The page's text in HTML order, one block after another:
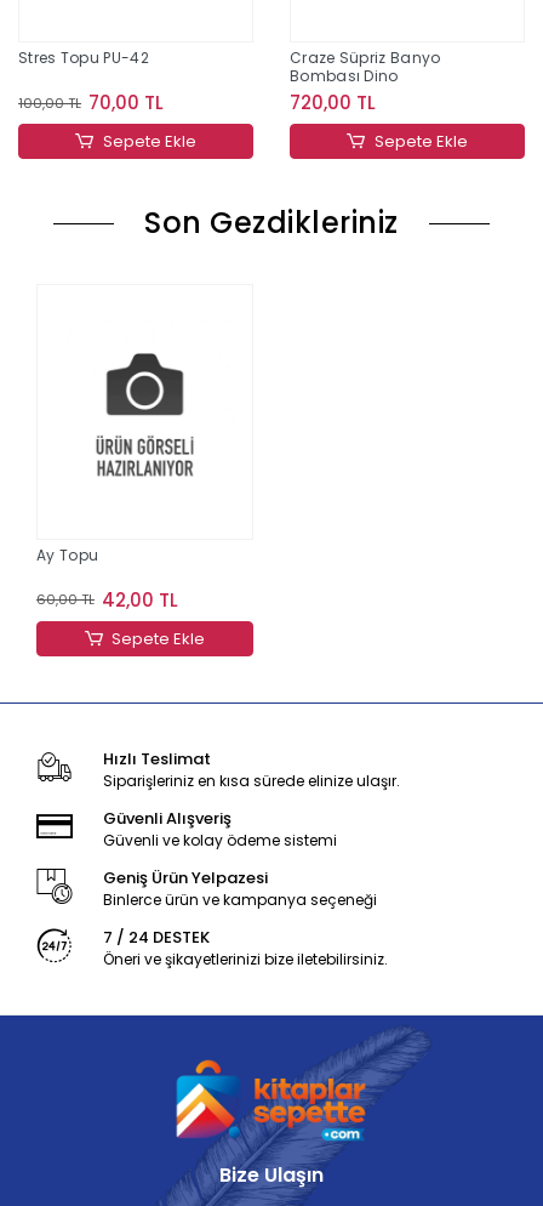
Stres Topu PU-42
100,00 TL 70,00 TL
Sepete Ekle
Craze Süpriz Banyo
Bombası Dino
720,00 TL
Sepete Ekle
Son Gezdikleriniz
Ay Topu
60,00 TL 42,00 TL
Sepete Ekle
Hızlı Teslimat
Siparişleriniz en kısa sürede elinize ulaşır.
Güvenli Alışveriş
Güvenli ve kolay ödeme sistemi
Geniş Ürün Yelpazesi
Binlerce ürün ve kampanya seçeneği
7 / 24 DESTEK
Öneri ve şikayetlerinizi bize iletebilirsiniz.
Bize Ulaşın